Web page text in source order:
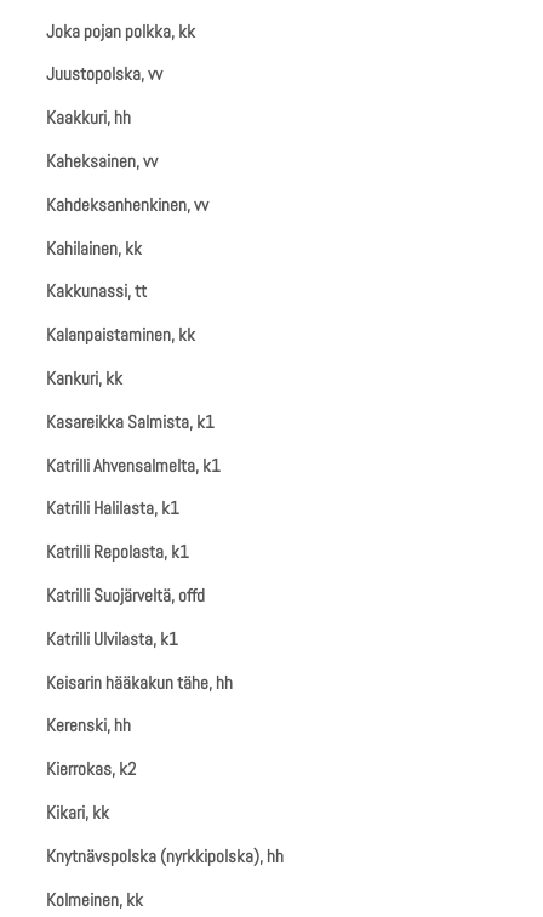
Joka pojan polkka, kk
Juustopolska, vv
Kaakkuri, hh
Kaheksainen, vv
Kahdeksanhenkinen, vv
Kahilainen, kk
Kakkunassi, tt
Kalanpaistaminen, kk
Kankuri, kk
Kasareikka Salmista, k1
Katrilli Ahvensalmelta, k1
Katrilli Halilasta, k1
Katrilli Repolasta, k1
Katrilli Suojärveltä, offd
Katrilli Ulvilasta, k1
Keisarin hääkakun tähe, hh
Kerenski, hh
Kierrokas, k2
Kikari, kk
Knytnävspolska (nyrkkipolska), hh
Kolmeinen, kk